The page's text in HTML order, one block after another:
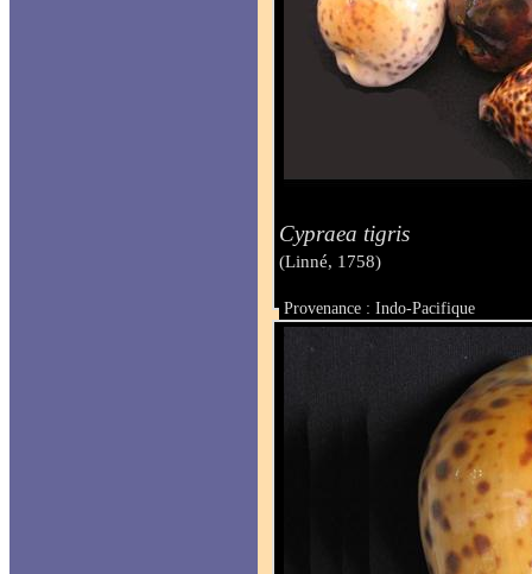
Cypraea tigris
(Linné, 1758)
Provenance : Indo-Pacifique
Taille : mm